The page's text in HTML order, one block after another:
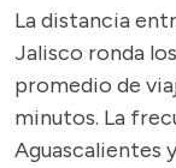
La distancia
Jalisco ronda
promedio de
minutos. La
Aguascalientes